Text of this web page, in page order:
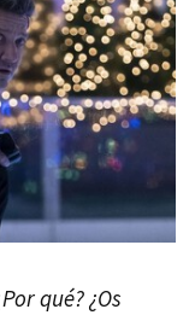
qué? ¿Os